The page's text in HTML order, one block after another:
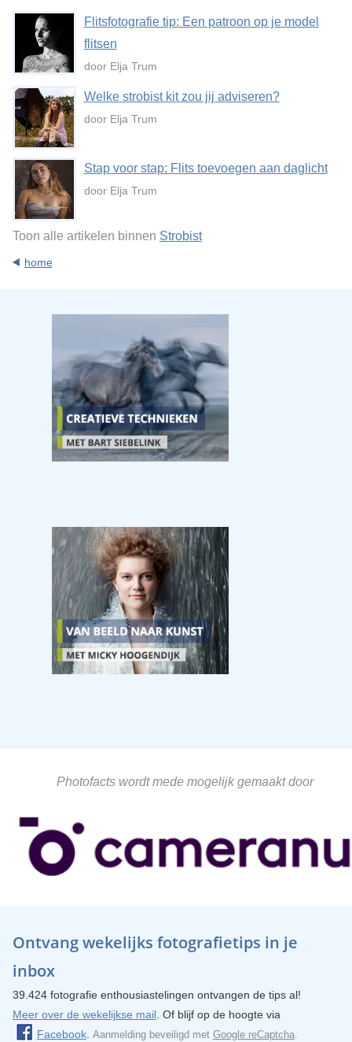
Flitsfotografie tip: Een patroon op je model
flitsen
door Elja Trum
Welke strobist kit zou jij adviseren?
door Elja Trum
Stap voor stap: Flits toevoegen aan daglicht
door Elja Trum
Toon alle artikelen binnen Strobist
home
Photofacts wordt mede mogelijk gemaakt door
Ontvang wekelijks fotografietips in je
inbox
39.424 fotografie enthousiastelingen ontvangen de tips al!
Meer over de wekelijkse mail. Of blijf op de hoogte via
Facebook. Aanmelding beveiligd met Google reCaptcha.